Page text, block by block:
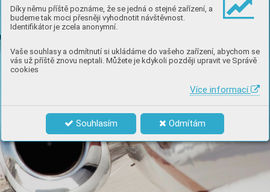
Díky němu příště poznáme, že se jedná o stejné zařízení, a
budeme tak moci přesněji vyhodnotit návštěvnost.
Identifikátor je zcela anonymní.
Vaše souhlasy a odmítnutí si ukládáme do vašeho zařízení, abychom se
vás už příště znovu neptali. Můžete je kdykoli později upravit ve Správě
cookies
Více informací
Souhlasím Odmítám